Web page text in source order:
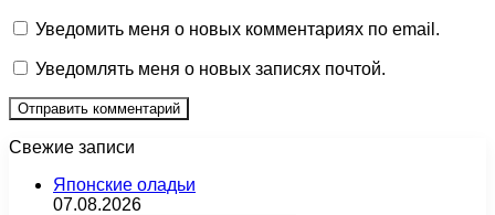
Уведомить меня о новых комментариях по email.
Уведомлять меня о новых записях почтой.
Свежие записи
Японские оладьи
07.08.2026